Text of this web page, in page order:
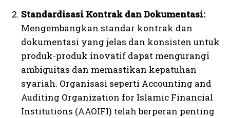
Standardisasi Kontrak dan Dokumentasi:
Mengembangkan standar kontrak dan
dokumentasi yang jelas dan konsisten untuk
produk-produk inovatif dapat mengurangi
ambiguitas dan memastikan kepatuhan
syariah. Organisasi seperti Accounting and
Auditing Organization for Islamic Financial
Institutions (AAOIFI) telah berperan penting